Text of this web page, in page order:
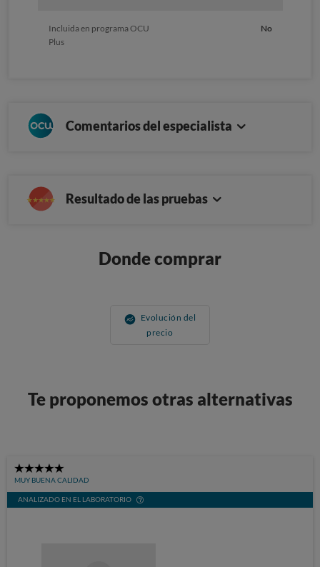
Incluida en programa OCU
Plus
No
Comentarios del especialista
Resultado de las pruebas
Donde comprar
Evolución del
precio
Te proponemos otras alternativas
5
Stars
MUY BUENA CALIDAD
ANALIZADO EN EL LABORATORIO